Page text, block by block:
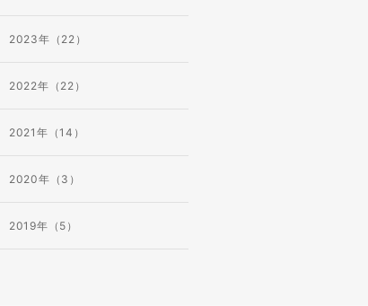
2023年（22）
2022年（22）
2021年（14）
2020年（3）
2019年（5）